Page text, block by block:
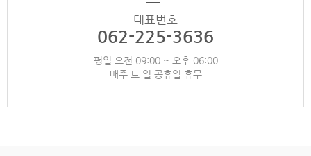
대표번호
062-225-3636
평일 오전 09:00 ~ 오후 06:00
매주 토 일 공휴일 휴무